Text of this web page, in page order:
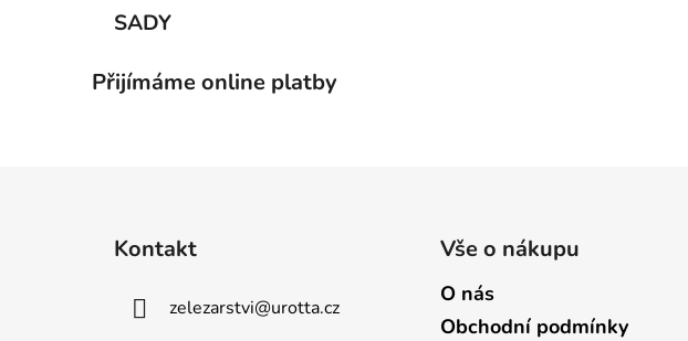
SADY
Přijímáme online platby
Kontakt
zelezarstvi@urotta.cz
Vše o nákupu
O nás
Obchodní podmínky